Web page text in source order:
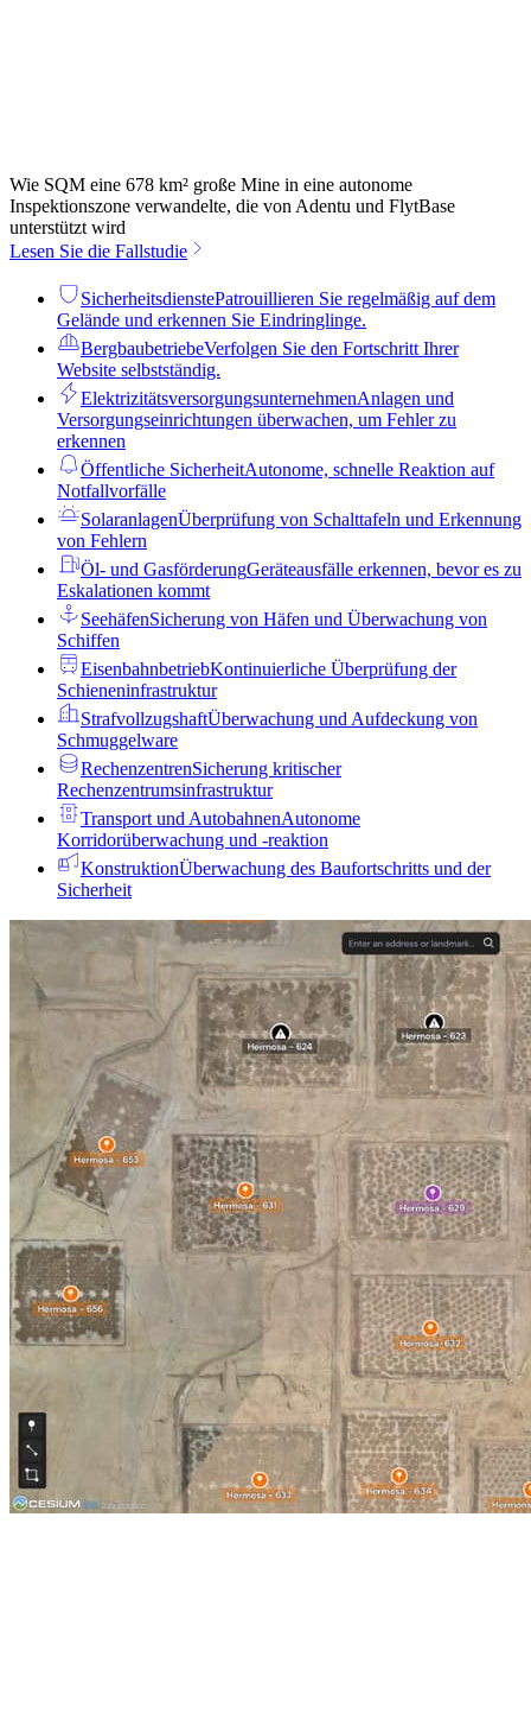
Wie SQM eine 678 km² große Mine in eine autonome
Inspektionszone verwandelte, die von Adentu und FlytBase
unterstützt wird
Lesen Sie die Fallstudie
SicherheitsdienstePatrouillieren Sie regelmäßig auf dem
Gelände und erkennen Sie Eindringlinge.
BergbaubetriebeVerfolgen Sie den Fortschritt Ihrer
Website selbstständig.
ElektrizitätsversorgungsunternehmenAnlagen und
Versorgungseinrichtungen überwachen, um Fehler zu
erkennen
Öffentliche SicherheitAutonome, schnelle Reaktion auf
Notfallvorfälle
SolaranlagenÜberprüfung von Schalttafeln und Erkennung
von Fehlern
Öl- und GasförderungGeräteausfälle erkennen, bevor es zu
Eskalationen kommt
SeehäfenSicherung von Häfen und Überwachung von
Schiffen
EisenbahnbetriebKontinuierliche Überprüfung der
Schieneninfrastruktur
StrafvollzugshaftÜberwachung und Aufdeckung von
Schmuggelware
RechenzentrenSicherung kritischer
Rechenzentrumsinfrastruktur
Transport und AutobahnenAutonome
Korridorüberwachung und -reaktion
KonstruktionÜberwachung des Baufortschritts und der
Sicherheit